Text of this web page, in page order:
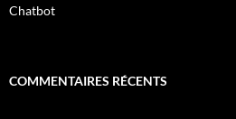
Chatbot
COMMENTAIRES RÉCENTS